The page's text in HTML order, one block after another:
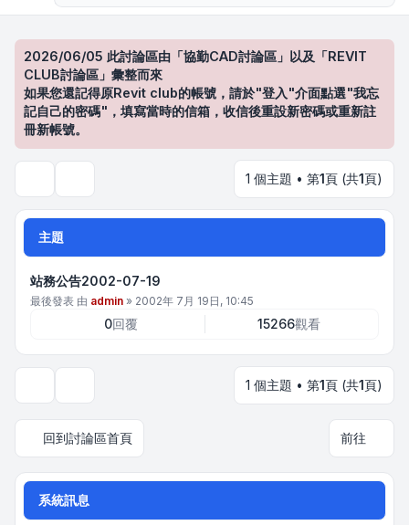
2026/06/05 此討論區由「協勤CAD討論區」以及「REVIT
CLUB討論區」彙整而來
如果您還記得原Revit club的帳號，請於"登入"介面點選"我忘
記自己的密碼"，填寫當時的信箱，收信後重設新密碼或重新註
冊新帳號。
1 個主題 • 第1頁 (共1頁)
主題
站務公告2002-07-19
最後發表 由 admin » 2002年 7月 19日, 10:45
0回覆 15266觀看
1 個主題 • 第1頁 (共1頁)
回到討論區首頁 前往
系統訊息